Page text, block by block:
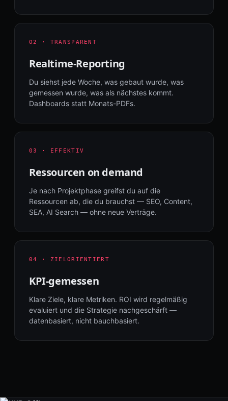
02 · TRANSPARENT
Realtime-Reporting
Du siehst jede Woche, was gebaut wurde, was
gemessen wurde, was als nächstes kommt.
Dashboards statt Monats-PDFs.
03 · EFFEKTIV
Ressourcen on demand
Je nach Projektphase greifst du auf die
Ressourcen ab, die du brauchst — SEO, Content,
SEA, AI Search — ohne neue Verträge.
04 · ZIELORIENTIERT
KPI-gemessen
Klare Ziele, klare Metriken. ROI wird regelmäßig
evaluiert und die Strategie nachgeschärft —
datenbasiert, nicht bauchbasiert.